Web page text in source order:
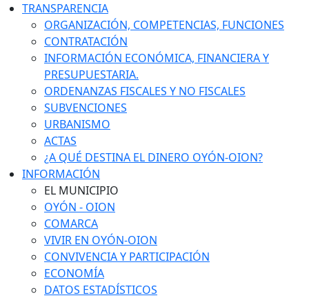
TRANSPARENCIA
ORGANIZACIÓN, COMPETENCIAS, FUNCIONES
CONTRATACIÓN
INFORMACIÓN ECONÓMICA, FINANCIERA Y
PRESUPUESTARIA.
ORDENANZAS FISCALES Y NO FISCALES
SUBVENCIONES
URBANISMO
ACTAS
¿A QUÉ DESTINA EL DINERO OYÓN-OION?
INFORMACIÓN
EL MUNICIPIO
OYÓN - OION
COMARCA
VIVIR EN OYÓN-OION
CONVIVENCIA Y PARTICIPACIÓN
ECONOMÍA
DATOS ESTADÍSTICOS